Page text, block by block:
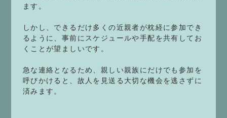
ます。
しかし、できるだけ多くの近親者が枕経に参加でき
るように、事前にスケジュールや手配を共有してお
くことが望ましいです。
急な連絡となるため、親しい親族にだけでも参加を
呼びかけると、故人を見送る大切な機会を逃さずに
済みます。